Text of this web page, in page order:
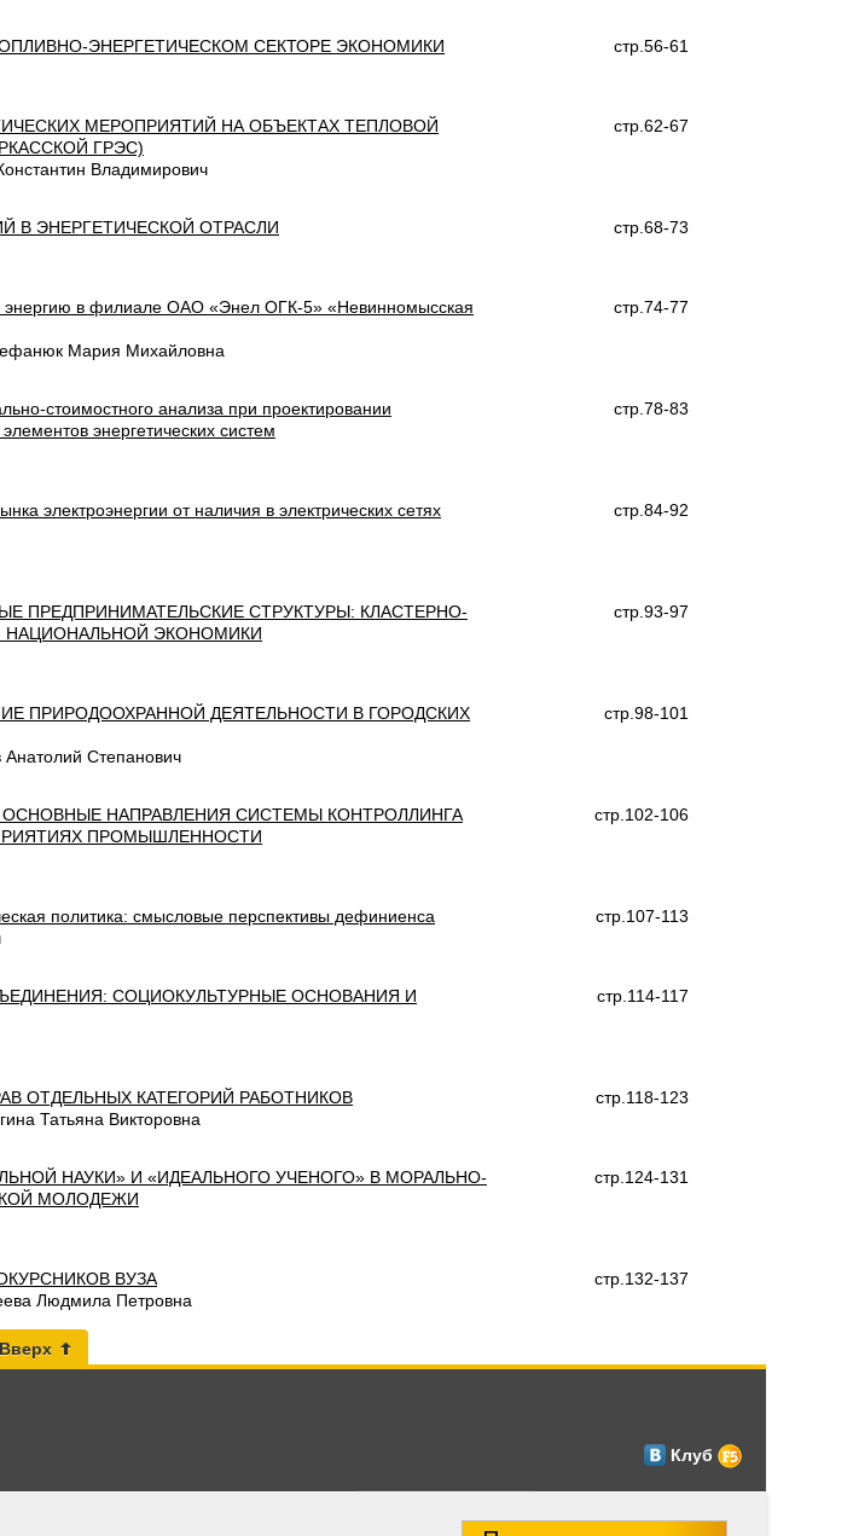
ЭНЕРГЕТИЧЕСКОМ СЕКТОРЕ ЭКОНОМИКИ
стр.56-61
МЕРОПРИЯТИЙ НА ОБЪЕКТАХ ТЕПЛОВОЙ
ГРЭС)
стр.62-67
Владимирович
В ЭНЕРГЕТИЧЕСКОЙ ОТРАСЛИ
стр.68-73
в филиале ОАО «Энел ОГК-5» «Невинномысская
стр.74-77
Мария Михайловна
стоимостного анализа при проектировании
энергетических систем
стр.78-83
электроэнергии от наличия в электрических сетях
стр.84-92
ПРЕДПРИНИМАТЕЛЬСКИЕ СТРУКТУРЫ: КЛАСТЕРНО-
НАЦИОНАЛЬНОЙ ЭКОНОМИКИ
стр.93-97
ПРИРОДООХРАННОЙ ДЕЯТЕЛЬНОСТИ В ГОРОДСКИХ
стр.98-101
Степанович
НАПРАВЛЕНИЯ СИСТЕМЫ КОНТРОЛЛИНГА
ПРОМЫШЛЕННОСТИ
стр.102-106
политика: смысловые перспективы дефиниенса
стр.107-113
СОЦИОКУЛЬТУРНЫЕ ОСНОВАНИЯ И
стр.114-117
ОТДЕЛЬНЫХ КАТЕГОРИЙ РАБОТНИКОВ
стр.118-123
Татьяна Викторовна
НАУКИ» И «ИДЕАЛЬНОГО УЧЕНОГО» В МОРАЛЬНО-
МОЛОДЕЖИ
стр.124-131
ВУЗА
стр.132-137
Людмила Петровна
Вверх
Клуб